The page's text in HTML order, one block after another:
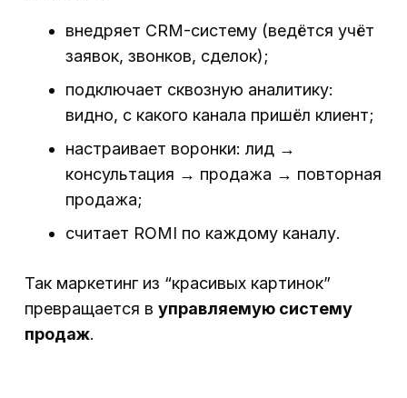
внедряет CRM-систему (ведётся учёт
заявок, звонков, сделок);
подключает сквозную аналитику:
видно, с какого канала пришёл клиент;
настраивает воронки: лид →
консультация → продажа → повторная
продажа;
считает ROMI по каждому каналу.
Так маркетинг из “красивых картинок”
превращается в управляемую систему
продаж.